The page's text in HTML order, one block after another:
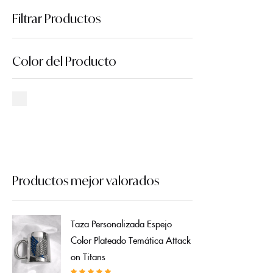
Filtrar Productos
Color del Producto
Productos mejor valorados
Taza Personalizada Espejo
Color Plateado Temática Attack
on Titans